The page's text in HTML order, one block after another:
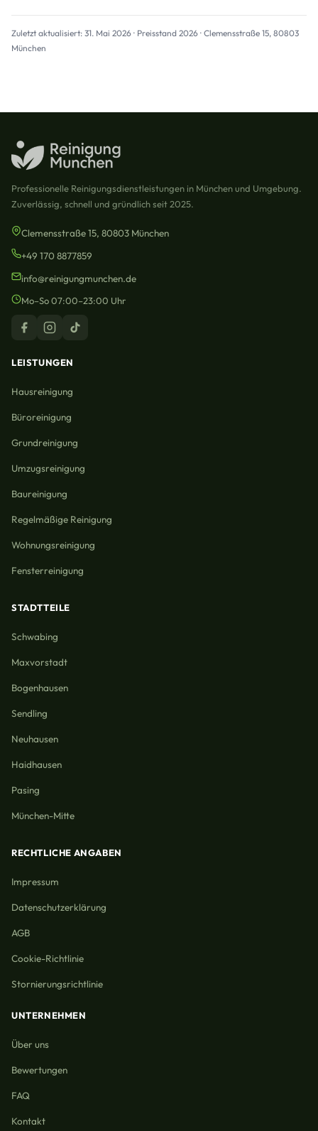
Zuletzt aktualisiert: 31. Mai 2026 · Preisstand 2026 · Clemensstraße 15, 80803
München
Professionelle Reinigungsdienstleistungen in München und Umgebung.
Zuverlässig, schnell und gründlich seit 2025.
Clemensstraße 15, 80803 München
+49 170 8877859
info@reinigungmunchen.de
Mo–So 07:00–23:00 Uhr
LEISTUNGEN
Hausreinigung
Büroreinigung
Grundreinigung
Umzugsreinigung
Baureinigung
Regelmäßige Reinigung
Wohnungsreinigung
Fensterreinigung
STADTTEILE
Schwabing
Maxvorstadt
Bogenhausen
Sendling
Neuhausen
Haidhausen
Pasing
München-Mitte
RECHTLICHE ANGABEN
Impressum
Datenschutzerklärung
AGB
Cookie-Richtlinie
Stornierungsrichtlinie
UNTERNEHMEN
Über uns
Bewertungen
FAQ
Kontakt